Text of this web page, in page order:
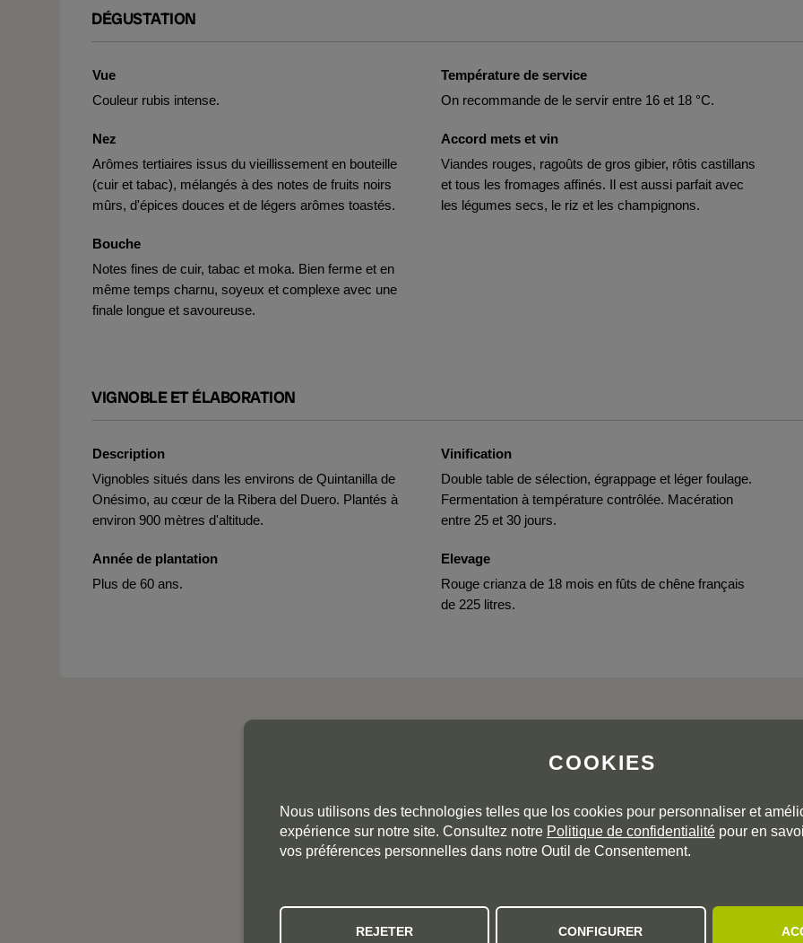
DÉGUSTATION
Vue
Couleur rubis intense.
Nez
Arômes tertiaires issus du vieillissement en bouteille
(cuir et tabac), mélangés à des notes de fruits noirs
mûrs, d'épices douces et de légers arômes toastés.
Bouche
Notes fines de cuir, tabac et moka. Bien ferme et en
même temps charnu, soyeux et complexe avec une
finale longue et savoureuse.
Température de service
On recommande de le servir entre 16 et 18 °C.
Accord mets et vin
Viandes rouges, ragoûts de gros gibier, rôtis castillans
et tous les fromages affinés. Il est aussi parfait avec
les légumes secs, le riz et les champignons.
VIGNOBLE ET ÉLABORATION
Description
Vignobles situés dans les environs de Quintanilla de
Onésimo, au cœur de la Ribera del Duero. Plantés à
environ 900 mètres d'altitude.
Année de plantation
Plus de 60 ans.
Vinification
Double table de sélection, égrappage et léger foulage.
Fermentation à température contrôlée. Macération
entre 25 et 30 jours.
Elevage
Rouge crianza de 18 mois en fûts de chêne français
de 225 litres.
L'AVIS DE LA COMMUNAUTÉ
2
COOKIES
Nous utilisons des technologies telles que los cookies pour personnaliser et
expérience sur notre site. Consultez notre Politique de confidentialité pour en
vos préférences personnelles dans notre Outil de Consentement.
REJETER CONFIGURER